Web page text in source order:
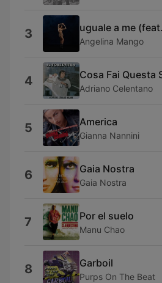
3 uguale a me
Angelina Mango
4 Cosa Fai Questa
Adriano Celentano
5 America
Gianna Nannini
6 Gaia Nostra
Gaia Nostra
7 Por el suelo
Manu Chao
8 Garboil
Purps On The Beat